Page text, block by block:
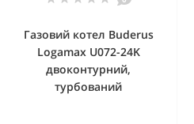
Газовий котел Buderus
Logamax U072-24K
двоконтурний,
турбований